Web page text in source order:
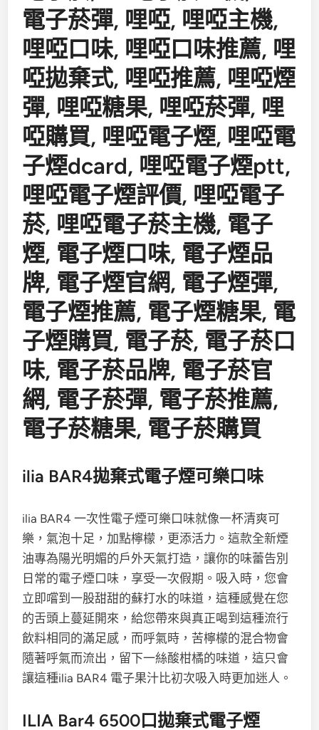
ilia BAR4拋棄式電子煙可樂口味
ilia BAR4 一次性電子煙可樂 口味就像一杯清爽可
樂，氣泡十足，加點檸檬，更添活力。這款全新煙
油專為陽光明媚的戶外天氣打造，讓你的味蕾告別
日常的電子煙口味，享受一次假期。 吸入時，您會
立即嚐到一股甜甜的蘇打水的味道，這種感覺在您
的舌頭上蔓延開來，給您帶來與真正喝到這種流行
飲料相同的滿足感，而呼氣時，苦檸檬的混合物會
隨著呼氣而流出，留下一絲酸柑橘的味道，這只會
讓這種ilia BAR4 電子果汁比初次吸入時更加迷人。
ILIA Bar4 6500口拋棄式電子煙